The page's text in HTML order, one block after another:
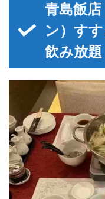
青島飯
ン）す
飲み放題